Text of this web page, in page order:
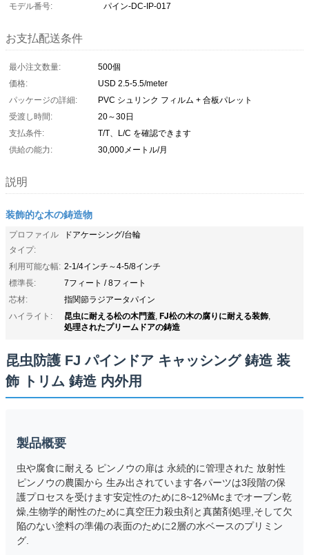
モデル番号:
パイン-DC-IP-017
お支払配送条件
最小注文数量:
500個
価格:
USD 2.5-5.5/meter
パッケージの詳細:
PVC シュリンク フィルム + 合板パレット
受渡し時間:
20～30日
支払条件:
T/T、L/C を確認できます
供給の能力:
30,000メートル/月
説明
装飾的な木の鋳造物
プロファイル
タイプ:
ドアケーシング/台輪
利用可能な幅: 2-1/4インチ～4-5/8インチ
標準長:
7フィート / 8フィート
芯材:
指関節ラジアータパイン
ハイライト:
昆虫に耐える松の木門蓋, FJ松の木の腐りに耐える装飾,
処理されたプリームドアの鋳造
昆虫防護 FJ パインドア キャッシング 鋳造 装
飾 トリム 鋳造 内外用
製品概要
虫や腐食に耐える ピンノウの扉は 永続的に管理された 放射性
ピンノウの農園から 生み出されています各パーツは3段階の保
護プロセスを受けます安定性のために8~12%Mcまでオーブン乾
燥,生物学的耐性のために真空圧力殺虫剤と真菌剤処理,そして欠
陥のない塗料の準備の表面のために2層の水ベースのプリミン
グ.